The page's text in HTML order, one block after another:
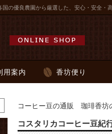
の優良農園から厳選した、安心・安全・
用案内 香坊便り
コーヒー豆の通販 珈琲香坊
コスタリカコーヒー豆紀